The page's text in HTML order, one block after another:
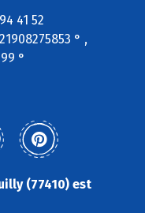
41 52
° ,
°
(77410) est